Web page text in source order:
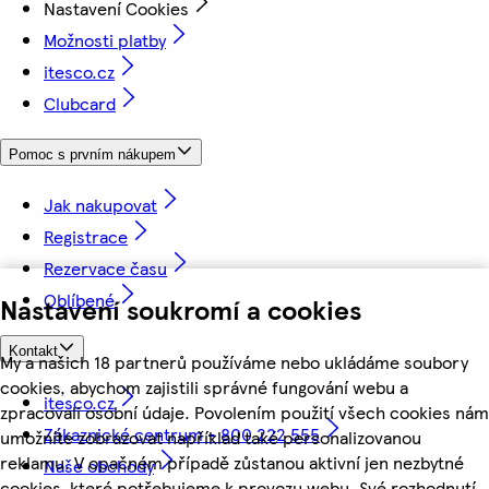
Nastavení soukromí a cookies
My a našich 18 partnerů používáme nebo ukládáme soubory
cookies, abychom zajistili správné fungování webu a
zpracovali osobní údaje. Povolením použití všech cookies nám
umožníte zobrazovat například také personalizovanou
reklamu. V opačném případě zůstanou aktivní jen nezbytné
Nastavení Cookies
Možnosti platby
itesco.cz
Clubcard
Pomoc s prvním nákupem
Jak nakupovat
Registrace
Rezervace času
Oblíbené
Kontakt
itesco.cz
Zákaznické centrum - 800 222 555
Naše obchody